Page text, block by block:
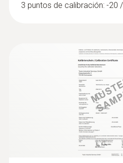
Set combinado 2 para
delta P con
3 puntos de calibración: -20